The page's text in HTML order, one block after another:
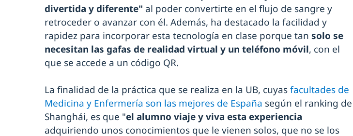
divertida y diferente" al poder convertirte en el flujo de sangre y
retroceder o avanzar con él. Además, ha destacado la facilidad y
rapidez para incorporar esta tecnología en clase porque tan solo se
necesitan las gafas de realidad virtual y un teléfono móvil, con el
que se accede a un código QR.
La finalidad de la práctica que se realiza en la UB, cuyasfacultades de
Medicina y Enfermería son las mejores de España según el ranking de
Shanghái, es que "el alumno viaje y viva esta experiencia
adquiriendo unos conocimientos que le vienen solos, que no se los